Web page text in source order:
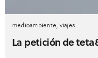
medioambiente, viajes
La petición de